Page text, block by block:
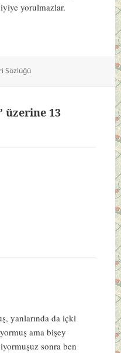
yorulmazlar.
Sözlüğü
üzerine 13
yanlarında da içki
ama bişey
sonra ben